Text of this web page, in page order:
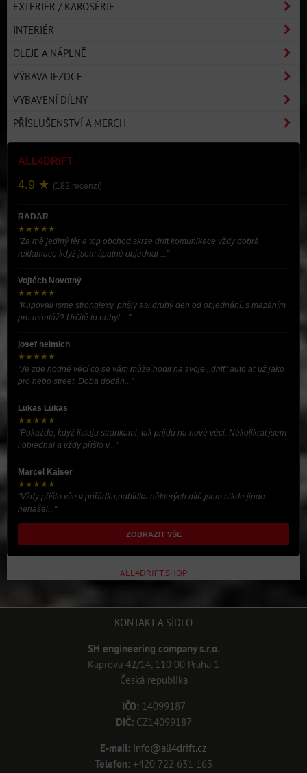
EXTERIÉR / KAROSÉRIE
INTERIÉR
OLEJE A NÁPLNĚ
VÝBAVA JEZDCE
VYBAVENÍ DÍLNY
PŘÍSLUŠENSTVÍ A MERCH
ALL4DRIFT
4.9 ★ (182 recenzí)
RADAR
★★★★★
"Za mě jediný fér a top obchod skrze drift komunikace vždy dobrá
reklamace když jsem špatně objednal ..."
Vojtěch Novotný
★★★★★
"Kupovali jsme stronglexy, přišly asi druhý den od objednání, s mazáním
pro montáž? Určitě to nebyl ..."
josef helmich
★★★★★
"Je zde hodně věcí co se vám může hodit na svoje ,,drift” auto ať už jako
pro nebo street. Doba dodán..."
Lukas Lukas
★★★★★
"Pokaždé, když listuju stránkami, tak prijdu na nové věci. Několikrát jsem
i objednal a vždy přišlo v..."
Marcel Kaiser
★★★★★
"Vždy přišlo vše v pořádku,nabídka některých dílů,jsem nikde jinde
nenašel..."
ZOBRAZIT VŠE
ALL4DRIFT.SHOP
KONTAKT A SÍDLO
SH engineering company s.r.o.
Kaprova 42/14, 110 00 Praha 1
Česká republika
IČO:14099187
DIČ:CZ14099187
E-mail: info@all4drift.cz
Telefon: +420 722 631 163